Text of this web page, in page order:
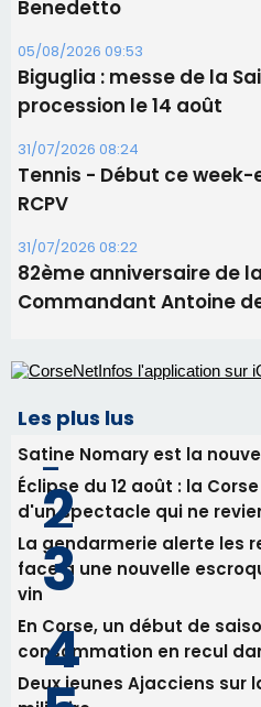
31/07/2026 08:22
82ème anniversaire de
Commandant Antoine de
Les plus lus
Satine Nomary est la
Éclipse du 12 août : la
d'un spectacle qui ne
face à une nouvelle
En Corse, un début de
consommation en recul
Deux jeunes Ajacciens sur
militaire
Newsletter
Inscrivez-vous à la
email les infos les plus
nos meilleurs articles